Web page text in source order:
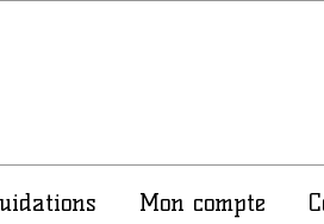
Mon compte